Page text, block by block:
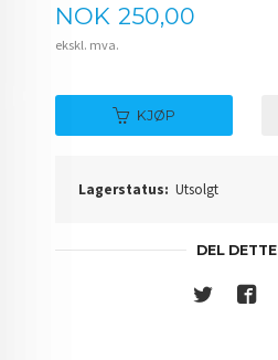
Pris
NOK 250,00
ekskl. mva.
KJØP
Lagerstatus: Utsolgt
DEL DETTE